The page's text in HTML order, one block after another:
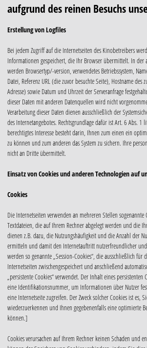
aufgrund des reinen Besuchs
Erstellung von Logfiles
Bei jedem Zugriff auf die Internetseiten des Kinobetreibers
Informationen gespeichert, die Ihr Browser übermittelt. In der
werden Browsertyp/-version, verwendetes Betriebssystem,
Datei, Referenz URL (die zuvor besuchte Seite), Hostname des
Adresse) sowie Datum und Uhrzeit der Serveranfrage
dieser Daten mit anderen Datenquellen wird nicht
Verarbeitung dieser Daten dienen ausschließlich der
des Internetangebotes. Rechtsgrundlage dafür ist Art. 6 Abs. 1
berechtigtes Interesse besteht darin, Ihnen zum einen ein
zu können und zum anderen das System zu sichern. Ihre
nicht an Dritte übermittelt.
Einsatz von Cookies und anderen Technologien auf
Cookies
Die Internetseiten verwenden an mehreren Stellen
Textdateien, die auf Ihrem Rechner abgelegt werden und die
dienen z.B. dazu, die Nutzungshäufigkeit und die Anzahl der
ermitteln und damit den Internetauftritt nutzerfreundlicher und
werden so genannte „Session-Cookies“, die ausschließlich für
Internetseiten zwischengespeichert und anschließend
„persistente Cookies“ verwendet. Der Inhalt eines persistenten
eine Identifikationsnummer, um Informationen über Nutzer
eine Internetseite zugreifen. Der Zweck solcher Cookies ist es,
wiederzuerkennen und Ihnen gegebenenfalls eine optimierte
können.]
Cookies verursachen auf Ihrem Rechner keinen Schaden und